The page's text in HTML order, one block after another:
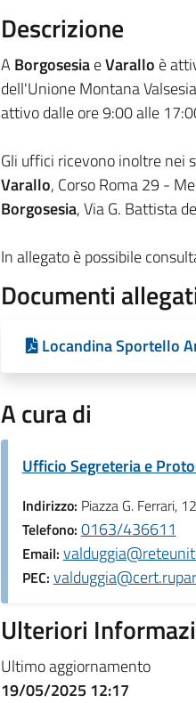
Descrizione
A BorgosesiaeVarallo è
dell'Unione Montana
attivo dalle ore 9:00 alle
Gli uffici ricevono inoltre nei
Varallo, Corso Roma 29 -
Borgosesia, Via G. Battista
In allegato è possibile
Documenti
Locandina Sportello
A cura di
Ufficio Segreteria e
Indirizzo: Piazza G. Ferrari,
Telefono: 0163/436611
Email:
PEC:
Ulteriori
Ultimo aggiornamento
19/05/2025 12:17